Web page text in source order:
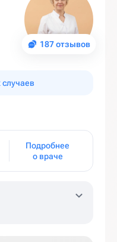
187 отзывов
Подробнее
о враче